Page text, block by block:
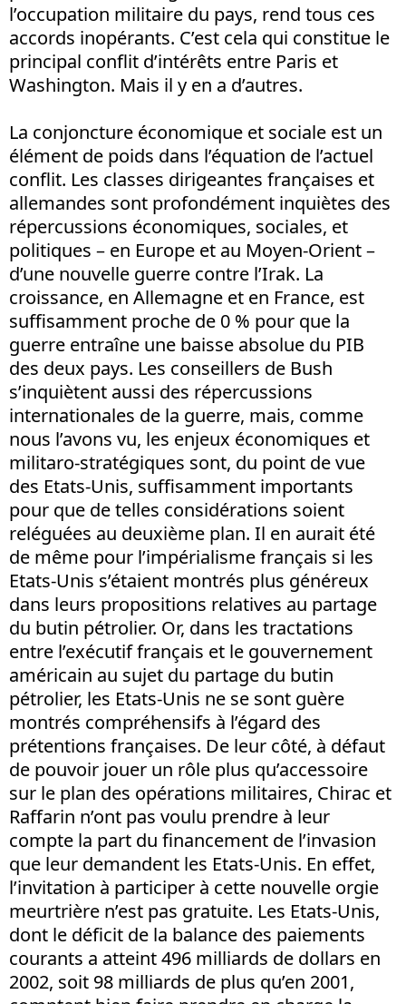
l’occupation militaire du pays, rend tous ces
accords inopérants. C’est cela qui constitue le
principal conflit d’intérêts entre Paris et
Washington. Mais il y en a d’autres.
La conjoncture économique et sociale est un
élément de poids dans l’équation de l’actuel
conflit. Les classes dirigeantes françaises et
allemandes sont profondément inquiètes des
répercussions économiques, sociales, et
politiques – en Europe et au Moyen-Orient –
d’une nouvelle guerre contre l’Irak. La
croissance, en Allemagne et en France, est
suffisamment proche de 0 % pour que la
guerre entraîne une baisse absolue du PIB
des deux pays. Les conseillers de Bush
s’inquiètent aussi des répercussions
internationales de la guerre, mais, comme
nous l’avons vu, les enjeux économiques et
militaro-stratégiques sont, du point de vue
des Etats-Unis, suffisamment importants
pour que de telles considérations soient
reléguées au deuxième plan. Il en aurait été
de même pour l’impérialisme français si les
Etats-Unis s’étaient montrés plus généreux
dans leurs propositions relatives au partage
du butin pétrolier. Or, dans les tractations
entre l’exécutif français et le gouvernement
américain au sujet du partage du butin
pétrolier, les Etats-Unis ne se sont guère
montrés compréhensifs à l’égard des
prétentions françaises. De leur côté, à défaut
de pouvoir jouer un rôle plus qu’accessoire
sur le plan des opérations militaires, Chirac et
Raffarin n’ont pas voulu prendre à leur
compte la part du financement de l’invasion
que leur demandent les Etats-Unis. En effet,
l’invitation à participer à cette nouvelle orgie
meurtrière n’est pas gratuite. Les Etats-Unis,
dont le déficit de la balance des paiements
courants a atteint 496 milliards de dollars en
2002, soit 98 milliards de plus qu’en 2001,